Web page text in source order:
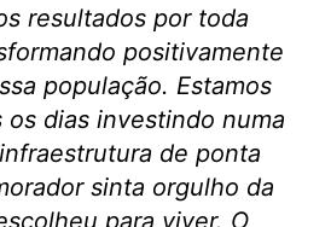
resultados por toda
positivamente
população. Estamos
os dias investindo numa
de ponta
sinta orgulho da
para viver. O